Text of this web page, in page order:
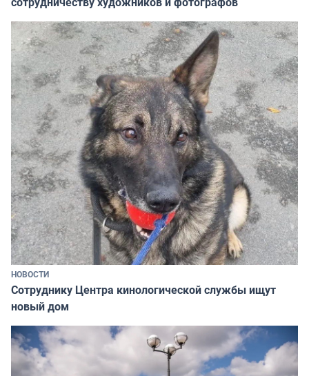
НОВОСТИ
Сотруднику Центра кинологической службы ищут
новый дом